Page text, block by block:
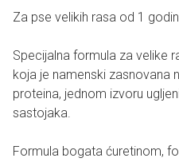
Za pse velikih rasa od 1
Specijalna formula za velike
koja je namenski zasnovana
proteina, jednom izvoru
sastojaka.
Formula bogata ćuretinom,